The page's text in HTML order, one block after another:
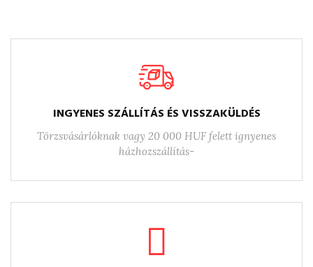
INGYENES SZÁLLÍTÁS ÉS VISSZAKÜLDÉS
Törzsvásárlóknak vagy 20 000 HUF felett ignyenes
házhozszállítás-